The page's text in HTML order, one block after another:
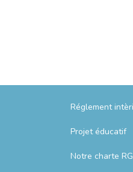
Réglement
Projet éducatif
Notre charte